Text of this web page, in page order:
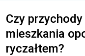
Czy
mieszkania
ryczałtem?